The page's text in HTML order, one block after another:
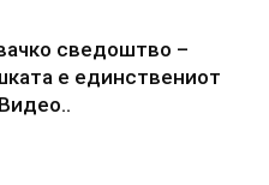
сведоштво –
е единствениот